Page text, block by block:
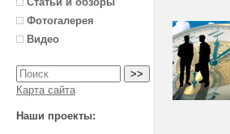
Фотогалерея
Видео
Карта сайта
Наши проекты: